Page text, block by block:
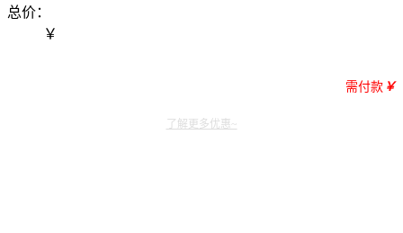
总价：
￥
需付款 ￥
了解更多优惠~